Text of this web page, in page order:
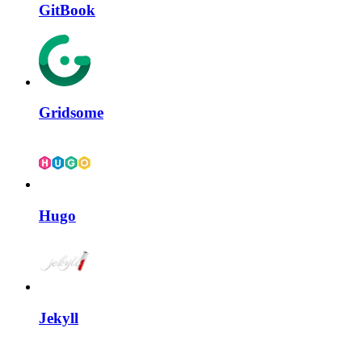
GitBook
Gridsome
Hugo
Jekyll